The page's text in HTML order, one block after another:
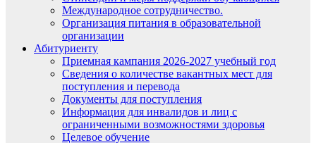
Международное сотрудничество.
Организация питания в образовательной
организации
Абитуриенту
Приемная кампания 2026-2027 учебный год
Сведения о количестве вакантных мест для
поступления и перевода
Документы для поступления
Информация для инвалидов и лиц с
ограниченными возможностями здоровья
Целевое обучение